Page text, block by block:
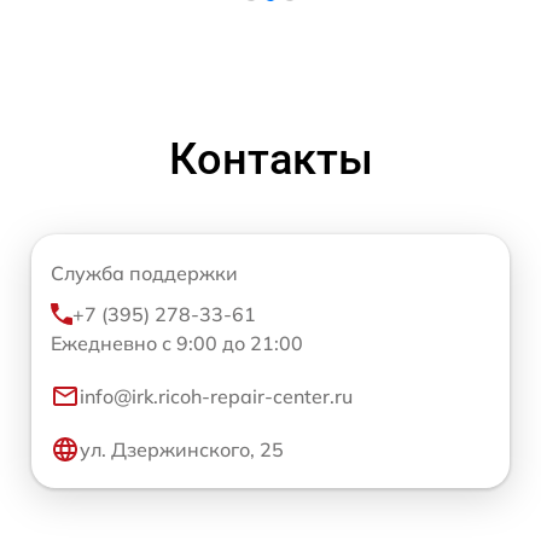
Контакты
Служба поддержки
+7 (395) 278-33-61
Ежедневно с 9:00 до 21:00
info@irk.ricoh-repair-center.ru
ул. Дзержинского, 25